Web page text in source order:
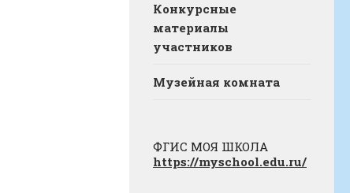
Конкурсные
материалы
участников
Музейная комната
ФГИС МОЯ ШКОЛА
https://myschool.edu.ru/